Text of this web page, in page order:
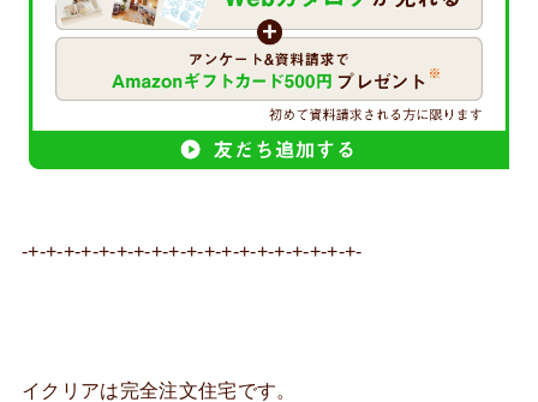
-+-+-+-+-+-+-+-+-+-+-+-+-+-+-+-+-+-+-+-
イクリアは完全注文住宅です。